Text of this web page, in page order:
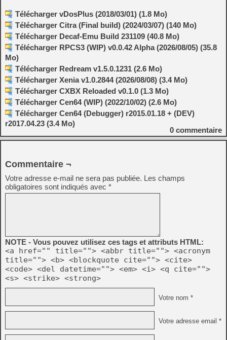
Télécharger vDosPlus (2018/03/01) (1.8 Mo)
Télécharger Citra (Final build) (2024/03/07) (140 Mo)
Télécharger Decaf-Emu Build 231109 (40.8 Mo)
Télécharger RPCS3 (WIP) v0.0.42 Alpha (2026/08/05) (35.8
Mo)
Télécharger Redream v1.5.0.1231 (2.6 Mo)
Télécharger Xenia v1.0.2844 (2026/08/08) (3.4 Mo)
Télécharger CXBX Reloaded v0.1.0 (1.3 Mo)
Télécharger Cen64 (WIP) (2022/10/02) (2.6 Mo)
Télécharger Cen64 (Debugger) r2015.01.18 + (DEV)
r2017.04.23 (3.4 Mo)
0 commentaire
Commentaire ¬
Votre adresse e-mail ne sera pas publiée. Les champs
obligatoires sont indiqués avec *
NOTE - Vous pouvez utilisez ces tags et attributs HTML:
<a href="" title=""> <abbr title=""> <acronym
title=""> <b> <blockquote cite=""> <cite>
<code> <del datetime=""> <em> <i> <q cite="">
<s> <strike> <strong>
Votre nom *
Votre adresse email *